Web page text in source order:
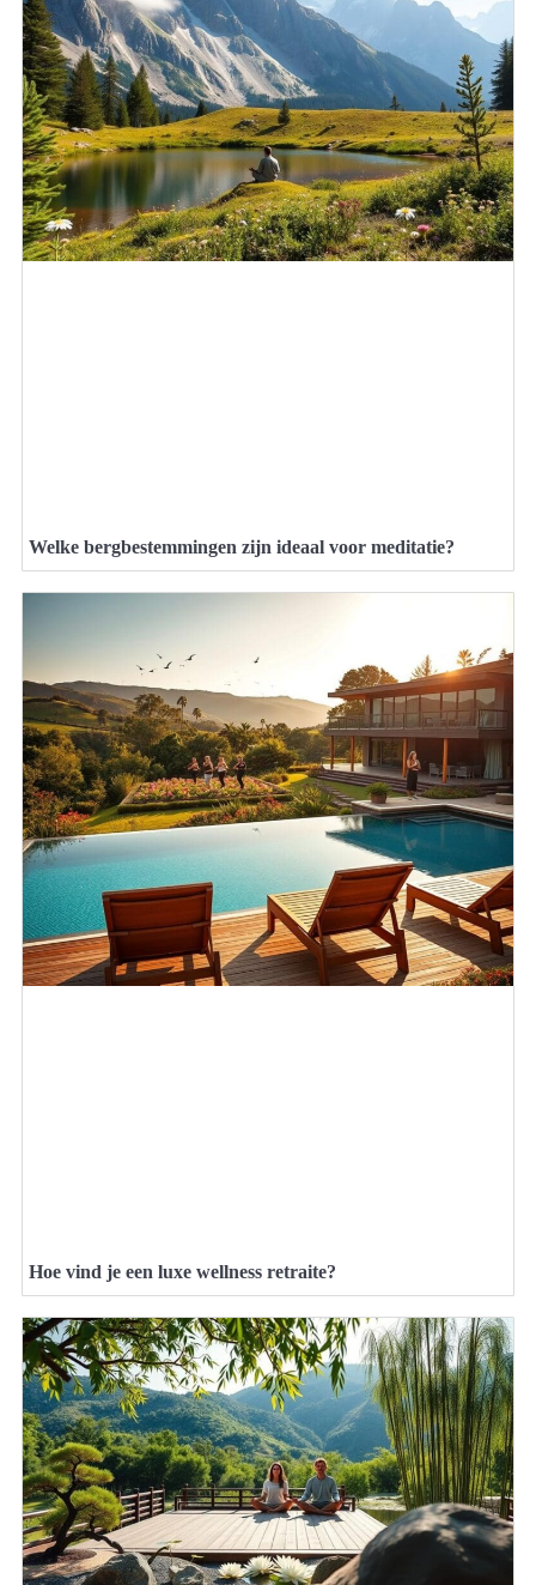
Welke bergbestemmingen zijn ideaal voor meditatie?
Hoe vind je een luxe wellness retraite?